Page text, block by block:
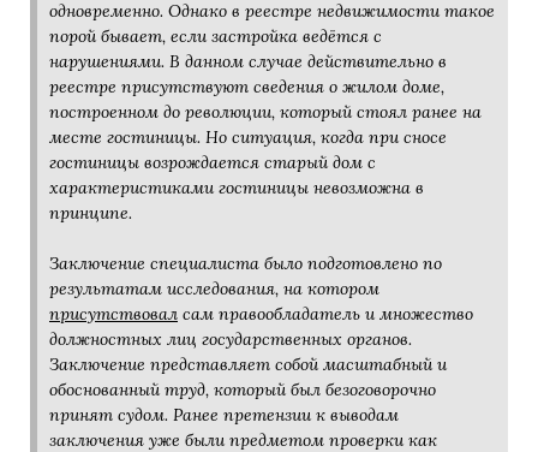
одновременно. Однако в реестре недвижимости такое
порой бывает, если застройка ведётся с
нарушениями. В данном случае действительно в
реестре присутствуют сведения о жилом доме,
построенном до революции, который стоял ранее на
месте гостиницы. Но ситуация, когда при сносе
гостиницы возрождается старый дом с
характеристиками гостиницы невозможна в
принципе.
Заключение специалиста было подготовлено по
результатам исследования, на котором
присутствовал сам правообладатель и множество
должностных лиц государственных органов.
Заключение представляет собой масштабный и
обоснованный труд, который был безоговорочно
принят судом. Ранее претензии к выводам
заключения уже были предметом проверки как